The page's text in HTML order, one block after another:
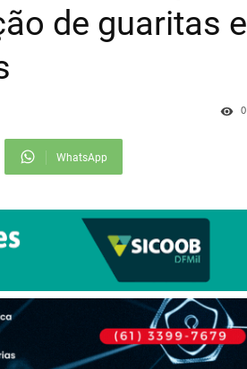
de guaritas e
0
WhatsApp